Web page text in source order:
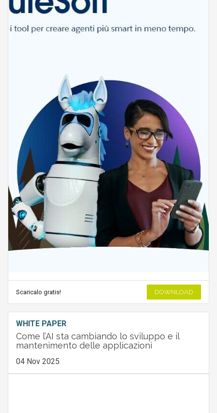
Scaricalo gratis! DOWNLOAD
WHITE PAPER
Come l’AI sta cambiando lo sviluppo e il
mantenimento delle applicazioni
04 Nov 2025